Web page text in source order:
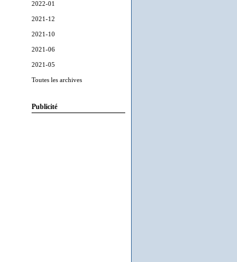
2022-01
2021-12
2021-10
2021-06
2021-05
Toutes les archives
Publicité